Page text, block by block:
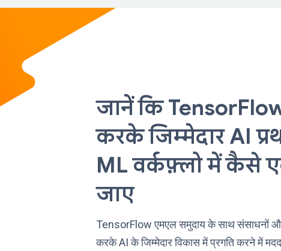
जानें कि
करके जिम्मेदार AI
ML वर्कफ़्लो में कैसे
जाए
TensorFlow एमएल समुदाय के साथ संसाधनों
करके AI के जिम्मेदार विकास में प्रगति करने में